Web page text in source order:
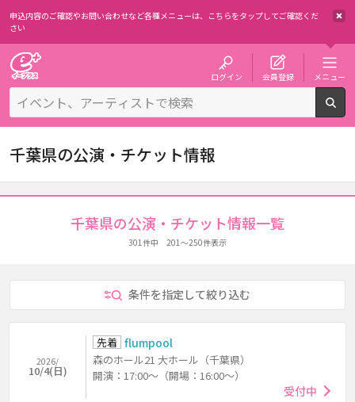
申込内容のご確認やお問い合わせなど各種メニューは、 こちらをタップしてご確認くだ
さい
ログイン 会員登録 メニュー
千葉県の公演・チケット情報
千葉県の公演・チケット情報一覧
301件中 201～250件表示
条件を指定して絞り込む
2026/
10/4(日)
先着 flumpool
森のホール21 大ホール（千葉県）
開演：17:00～（開場：16:00～）
受付中